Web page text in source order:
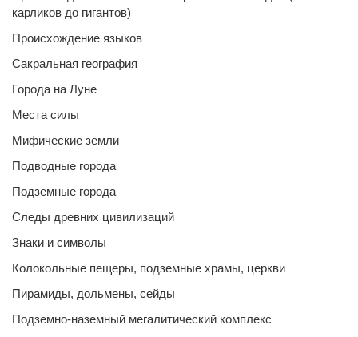
карликов до гигантов)
Происхождение языков
Сакральная география
Города на Луне
Места силы
Мифические земли
Подводные города
Подземные города
Следы древних цивилизаций
Знаки и символы
Колокольные пещеры, подземные храмы, церкви
Пирамиды, дольмены, сейды
Подземно-наземный мегалитический комплекс